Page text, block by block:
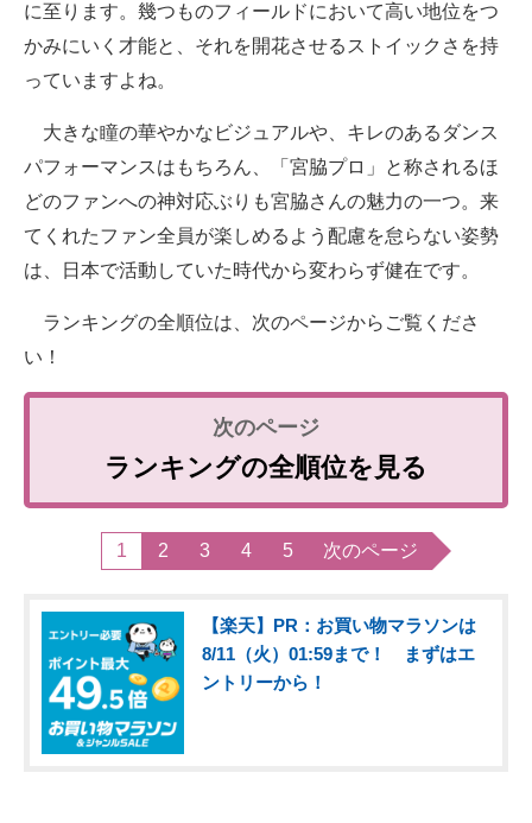
に至ります。幾つものフィールドにおいて高い地位をつ
かみにいく才能と、それを開花させるストイックさを持
っていますよね。
大きな瞳の華やかなビジュアルや、キレのあるダンス
パフォーマンスはもちろん、「宮脇プロ」と称されるほ
どのファンへの神対応ぶりも宮脇さんの魅力の一つ。来
てくれたファン全員が楽しめるよう配慮を怠らない姿勢
は、日本で活動していた時代から変わらず健在です。
ランキングの全順位は、次のページからご覧くださ
い！
ランキングの全順位を見る
1 2 3 4 5 次のページ
【楽天】PR：お買い物マラソンは
8/11（火）01:59まで！ まずはエ
ントリーから！